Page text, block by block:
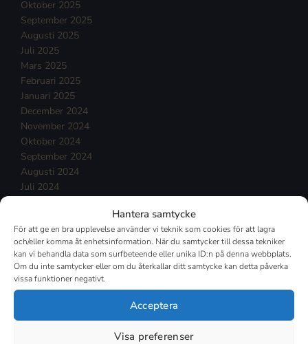
Hantera samtycke
För att ge en bra upplevelse använder vi teknik som cookies för att lagra
och/eller komma åt enhetsinformation. När du samtycker till dessa tekniker
kan vi behandla data som surfbeteende eller unika ID:n på denna webbplats.
Om du inte samtycker eller om du återkallar ditt samtycke kan detta påverka
vissa funktioner negativt.
Acceptera
Visa preferenser
Oktober 2025
September 2025
Augusti 2025
Juli 2025
Mars 2025
Februari 2025
Januari 2025
December 2024
November 2024
Oktober 2024
September 2024
Augusti 2024
Juli 2024
April 2024
Mars 2024
Februari 2024
Januari 2024
December 2023
Oktober 2023